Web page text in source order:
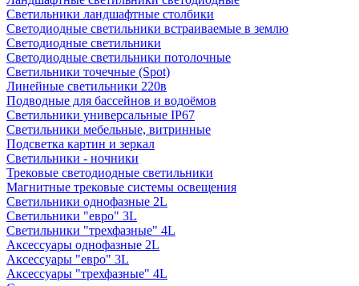
Светильники ландшафтные столбики
Светодиодные светильники встраиваемые в землю
Светодиодные светильники
Светодиодные светильники потолочные
Светильники точечные (Spot)
Линейные светильники 220в
Подводные для бассейнов и водоёмов
Светильники универсальные IP67
Светильники мебельные, витринные
Подсветка картин и зеркал
Светильники - ночники
Трековые светодиодные светильники
Магнитные трековые системы освещения
Светильники однофазные 2L
Светильники "евро" 3L
Светильники "трехфазные" 4L
Аксессуары однофазные 2L
Аксессуары "евро" 3L
Аксессуары "трехфазные" 4L